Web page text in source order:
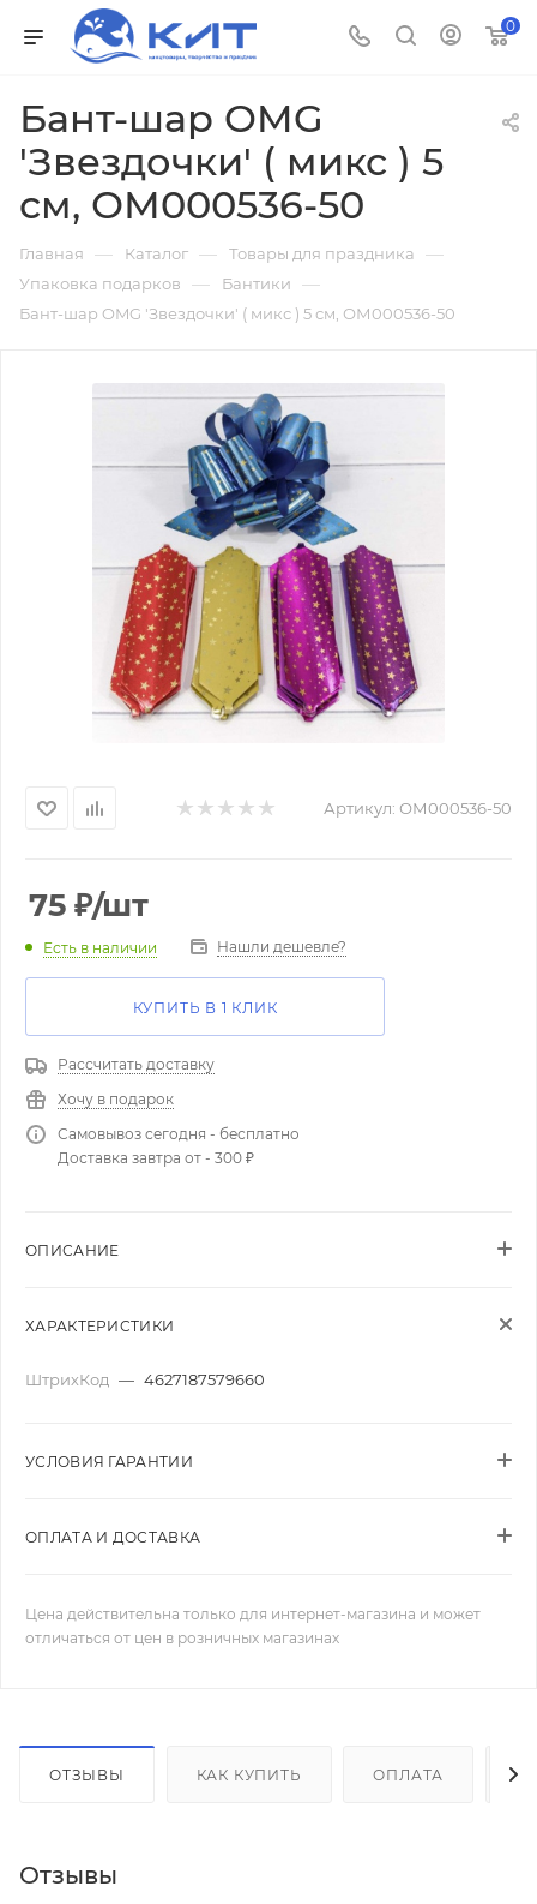
0
Бант-шар OMG
'Звездочки' ( микс ) 5
см, ОМ000536-50
Главная — Каталог — Товары для праздника —
Упаковка подарков — Бантики —
Бант-шар OMG 'Звездочки' ( микс ) 5 см, ОМ000536-50
Артикул: ОМ000536-50
75 ₽/шт
Есть в наличии Нашли дешевле?
КУПИТЬ В 1 КЛИК
Рассчитать доставку
Хочу в подарок
Самовывоз сегодня - бесплатно
Доставка завтра от - 300 ₽
ОПИСАНИЕ
ХАРАКТЕРИСТИКИ
ШтрихКод — 4627187579660
УСЛОВИЯ ГАРАНТИИ
ОПЛАТА И ДОСТАВКА
Цена действительна только для интернет-магазина и может
отличаться от цен в розничных магазинах
ОТЗЫВЫ КАК КУПИТЬ ОПЛАТА
Отзывы